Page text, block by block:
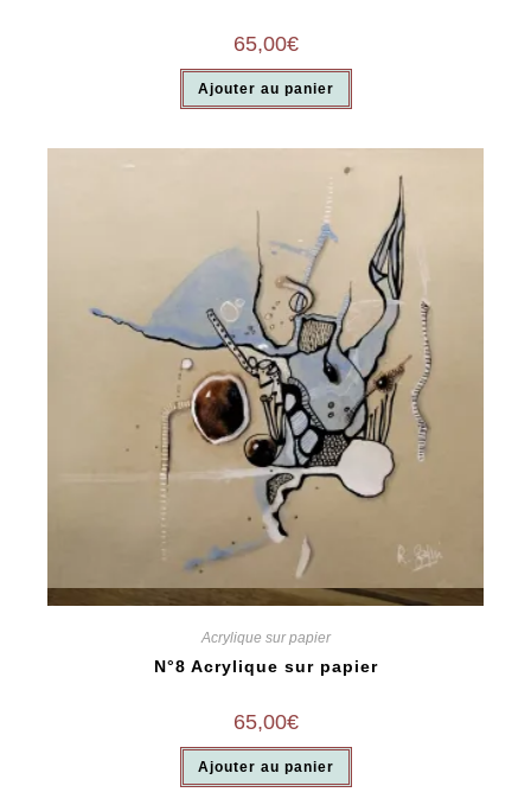
65,00€
Ajouter au panier
Vue rapide
Acrylique sur papier
N°8 Acrylique sur papier
65,00€
Ajouter au panier